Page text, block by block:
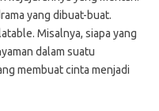
yang dibuat-buat.
Misalnya, siapa yang
dalam suatu
membuat cinta menjadi